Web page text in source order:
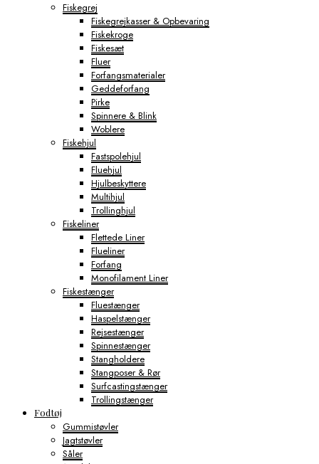
Fiskegrej
Fiskegrejkasser & Opbevaring
Fiskekroge
Fiskesæt
Fluer
Forfangsmaterialer
Geddeforfang
Pirke
Spinnere & Blink
Woblere
Fiskehjul
Fastspolehjul
Fluehjul
Hjulbeskyttere
Multihjul
Trollinghjul
Fiskeliner
Flettede Liner
Flueliner
Forfang
Monofilament Liner
Fiskestænger
Fluestænger
Haspelstænger
Rejsestænger
Spinnestænger
Stangholdere
Stangposer & Rør
Surfcastingstænger
Trollingstænger
Fodtøj
Gummistøvler
Jagtstøvler
Såler